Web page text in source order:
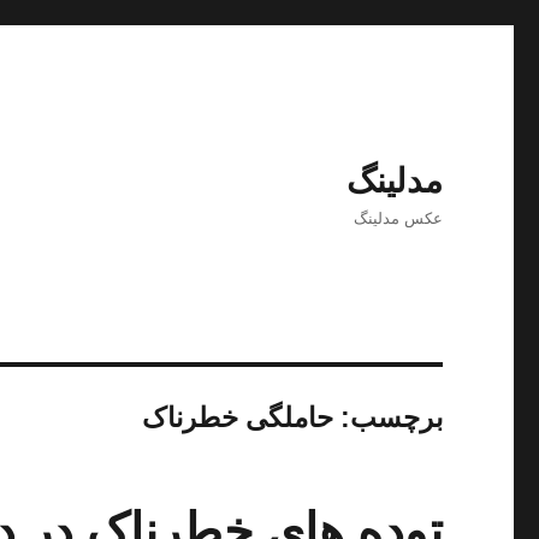
مدلینگ
عکس مدلینگ
برچسب:حاملگی خطرناک